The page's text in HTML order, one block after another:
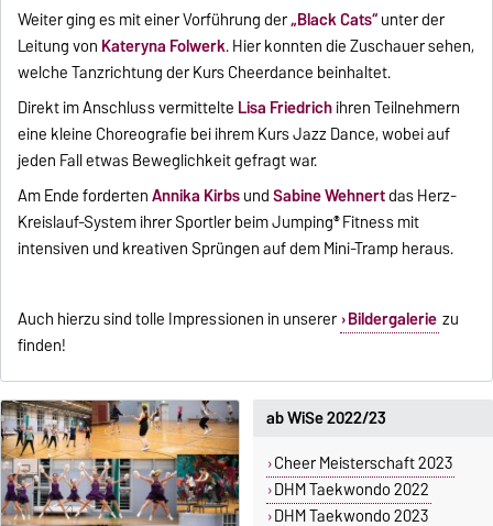
Weiter ging es mit einer Vorführung der„Black Cats“unter der
Leitung von Kateryna Folwerk. Hier konnten die Zuschauer sehen,
welche Tanzrichtung der Kurs Cheerdance beinhaltet.
Direkt im Anschluss vermittelte Lisa Friedrichihren Teilnehmern
eine kleine Choreografie bei ihrem Kurs Jazz Dance, wobei auf
jeden Fall etwas Beweglichkeit gefragt war.
Am Ende fordertenAnnika KirbsundSabine Wehnertdas Herz-
Kreislauf-System ihrer Sportler beim Jumping®Fitness mit
intensiven und kreativen Sprüngen auf dem Mini-Tramp heraus.
Auch hierzu sind tolle Impressionen in unserer Bildergalerie zu
finden!
ab WiSe 2022/23
Cheer Meisterschaft 2023
DHM Taekwondo 2022
DHM Taekwondo 2023